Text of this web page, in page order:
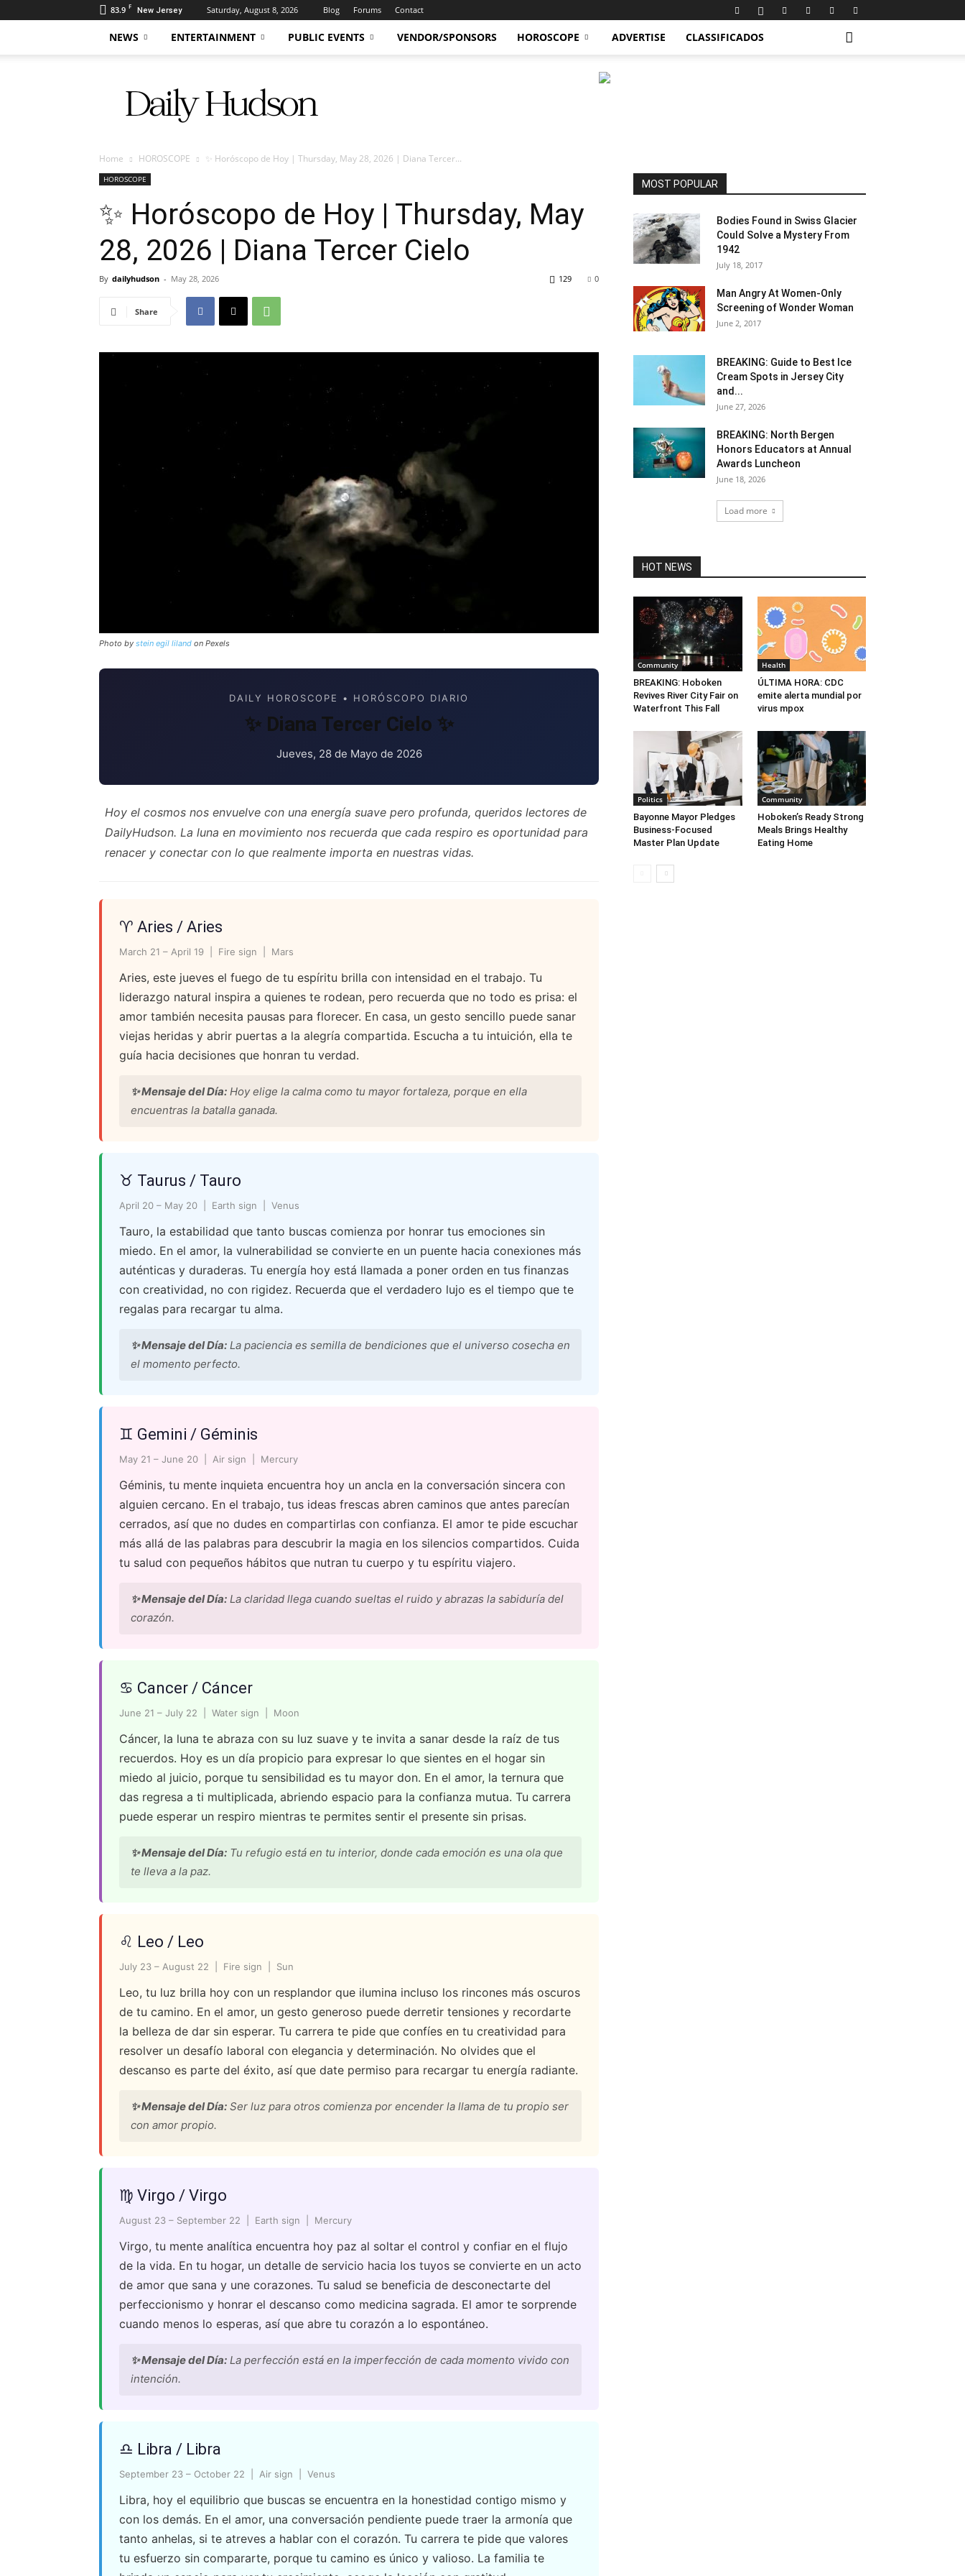
83.9 F New Jersey Saturday, August 8, 2026 Blog Forums Contact
NEWS ENTERTAINMENT PUBLIC EVENTS VENDOR/SPONSORS HOROSCOPE ADVERTISE CLASSIFICADOS
Hudson
Home HOROSCOPE ✨ Horóscopo de Hoy | Thursday, May 28, 2026 | Diana Tercer...
HOROSCOPE
✨ Horóscopo de Hoy | Thursday, May
28, 2026 | Diana Tercer Cielo
By dailyhudson - May 28, 2026 0
129
Share
Photo by stein egil liland on Pexels
DAILY HOROSCOPE • HORÓSCOPO DIARIO
✨ Diana Tercer Cielo ✨
Jueves, 28 de Mayo de 2026
Hoy el cosmos nos envuelve con una energía suave pero profunda, queridos lectores de
DailyHudson. La luna en movimiento nos recuerda que cada respiro es oportunidad para
renacer y conectar con lo que realmente importa en nuestras vidas.
♈ Aries / Aries
March 21 – April 19 | Fire sign | Mars
Aries, este jueves el fuego de tu espíritu brilla con intensidad en el trabajo. Tu
liderazgo natural inspira a quienes te rodean, pero recuerda que no todo es prisa: el
amor también necesita pausas para florecer. En casa, un gesto sencillo puede sanar
viejas heridas y abrir puertas a la alegría compartida. Escucha a tu intuición, ella te
guía hacia decisiones que honran tu verdad.
✨ Mensaje del Día: Hoy elige la calma como tu mayor fortaleza, porque en ella
encuentras la batalla ganada.
♉ Taurus / Tauro
April 20 – May 20 | Earth sign | Venus
Tauro, la estabilidad que tanto buscas comienza por honrar tus emociones sin
miedo. En el amor, la vulnerabilidad se convierte en un puente hacia conexiones más
auténticas y duraderas. Tu energía hoy está llamada a poner orden en tus finanzas
con creatividad, no con rigidez. Recuerda que el verdadero lujo es el tiempo que te
regalas para recargar tu alma.
✨ Mensaje del Día: La paciencia es semilla de bendiciones que el universo cosecha en
el momento perfecto.
♊ Gemini / Géminis
May 21 – June 20 | Air sign | Mercury
Géminis, tu mente inquieta encuentra hoy un ancla en la conversación sincera con
alguien cercano. En el trabajo, tus ideas frescas abren caminos que antes parecían
cerrados, así que no dudes en compartirlas con confianza. El amor te pide escuchar
más allá de las palabras para descubrir la magia en los silencios compartidos. Cuida
tu salud con pequeños hábitos que nutran tu cuerpo y tu espíritu viajero.
✨ Mensaje del Día: La claridad llega cuando sueltas el ruido y abrazas la sabiduría del
corazón.
♋ Cancer / Cáncer
June 21 – July 22 | Water sign | Moon
Cáncer, la luna te abraza con su luz suave y te invita a sanar desde la raíz de tus
recuerdos. Hoy es un día propicio para expresar lo que sientes en el hogar sin
miedo al juicio, porque tu sensibilidad es tu mayor don. En el amor, la ternura que
das regresa a ti multiplicada, abriendo espacio para la confianza mutua. Tu carrera
puede esperar un respiro mientras te permites sentir el presente sin prisas.
✨ Mensaje del Día: Tu refugio está en tu interior, donde cada emoción es una ola que
te lleva a la paz.
♌ Leo / Leo
July 23 – August 22 | Fire sign | Sun
Leo, tu luz brilla hoy con un resplandor que ilumina incluso los rincones más oscuros
de tu camino. En el amor, un gesto generoso puede derretir tensiones y recordarte
la belleza de dar sin esperar. Tu carrera te pide que confíes en tu creatividad para
resolver un desafío laboral con elegancia y determinación. No olvides que el
descanso es parte del éxito, así que date permiso para recargar tu energía radiante.
✨ Mensaje del Día: Ser luz para otros comienza por encender la llama de tu propio ser
con amor propio.
♍ Virgo / Virgo
August 23 – September 22 | Earth sign | Mercury
Virgo, tu mente analítica encuentra hoy paz al soltar el control y confiar en el flujo
de la vida. En tu hogar, un detalle de servicio hacia los tuyos se convierte en un acto
de amor que sana y une corazones. Tu salud se beneficia de desconectarte del
perfeccionismo y honrar el descanso como medicina sagrada. El amor te sorprende
cuando menos lo esperas, así que abre tu corazón a lo espontáneo.
✨ Mensaje del Día: La perfección está en la imperfección de cada momento vivido con
intención.
♎ Libra / Libra
September 23 – October 22 | Air sign | Venus
Libra, hoy el equilibrio que buscas se encuentra en la honestidad contigo mismo y
con los demás. En el amor, una conversación pendiente puede traer la armonía que
tanto anhelas, si te atreves a hablar con el corazón. Tu carrera te pide que valores
tu esfuerzo sin compararte, porque tu camino es único y valioso. La familia te
MOST POPULAR
Bodies Found in Swiss Glacier
Could Solve a Mystery From
1942
July 18, 2017
Man Angry At Women-Only
Screening of Wonder Woman
June 2, 2017
BREAKING: Guide to Best Ice
Cream Spots in Jersey City
and...
June 27, 2026
BREAKING: North Bergen
Honors Educators at Annual
Awards Luncheon
June 18, 2026
Load more
HOT NEWS
Community
BREAKING: Hoboken
Revives River City Fair on
Waterfront This Fall
Health
ÚLTIMA HORA: CDC
emite alerta mundial por
virus mpox
Politics
Bayonne Mayor Pledges
Business-Focused
Master Plan Update
Community
Hoboken’s Ready Strong
Meals Brings Healthy
Eating Home